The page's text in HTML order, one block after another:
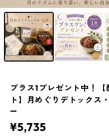
プラス1プレゼント中！
ト】月めぐりデトックス
—
¥5,735